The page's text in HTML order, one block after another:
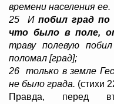
времени населения ее.
25 И побил град по
что было в поле,
траву полевую
поломал [град];
26 только в земле
не было града. (стихи
Правда, перед